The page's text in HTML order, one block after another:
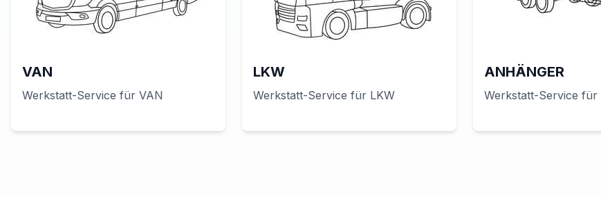
VAN
Werkstatt-Service für VAN
LKW
Werkstatt-Service für LKW
ANHÄNGER
Werkstatt-Service für